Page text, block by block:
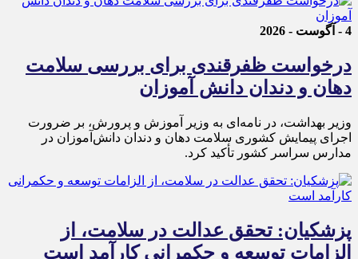
4 - آگوست - 2026
درخواست ظفرقندی برای بررسی سلامت
دهان و دندان دانش آموزان
وزیر بهداشت، در نامه‌ای به وزیر آموزش و پرورش، بر ضرورت
اجرای پیمایش کشوری سلامت دهان و دندان دانش‌آموزان در
مدارس سراسر کشور تأکید کرد.
پزشکیان: تحقق عدالت در سلامت، از
الزامات توسعه و حکمرانی کارآمد است